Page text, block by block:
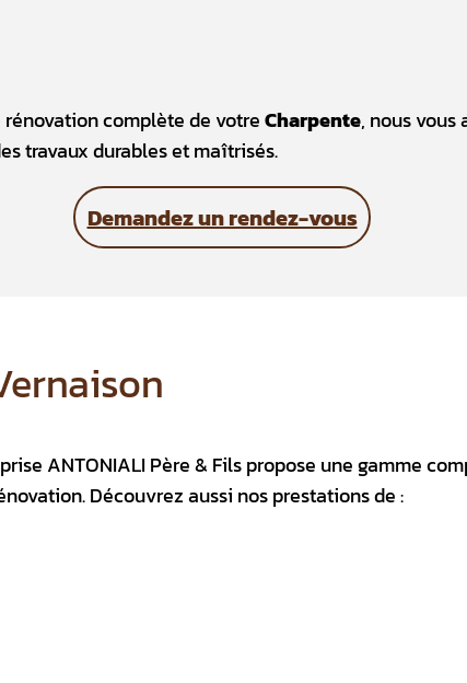
complète de votreCharpente, nous vous
travaux durables et maîtrisés.
Demandez un rendez-vous
ANTONIALI Père & Fils propose une gamme
Découvrez aussi nos prestations de :